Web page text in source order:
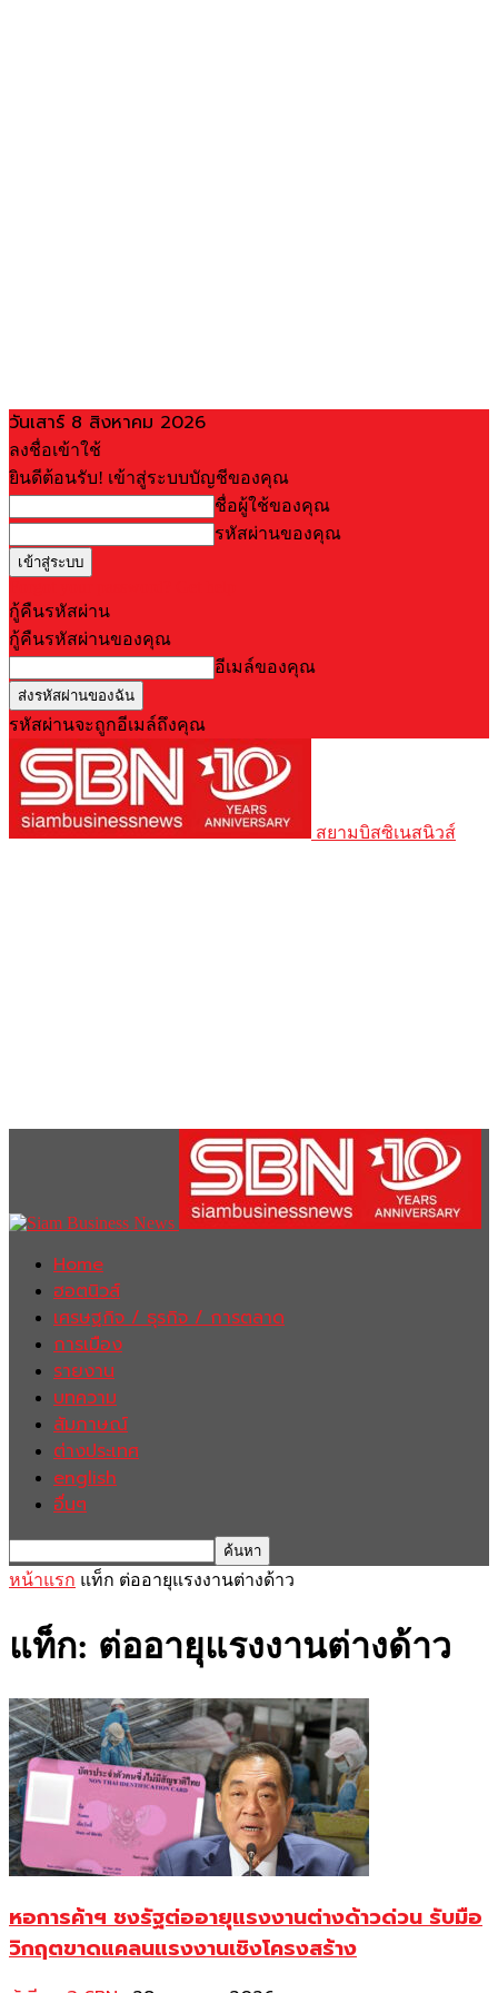
วันเสาร์ 8 สิงหาคม 2026
ลงชื่อเข้าใช้
ยินดีต้อนรับ! เข้าสู่ระบบบัญชีของคุณ
ชื่อผู้ใช้ของคุณ
รหัสผ่านของคุณ
กู้คืนรหัสผ่าน
กู้คืนรหัสผ่านของคุณ
อีเมล์ของคุณ
รหัสผ่านจะถูกอีเมล์ถึงคุณ
สยามบิสซิเนสนิวส์
Home
ฮอตนิวส์
เศรษฐกิจ / ธุรกิจ / การตลาด
การเมือง
รายงาน
บทความ
สัมภาษณ์
ต่างประเทศ
english
อื่นๆ
หน้าแรก แท็ก ต่ออายุแรงงานต่างด้าว
แท็ก: ต่ออายุแรงงานต่างด้าว
หอการค้าฯ ชงรัฐต่ออายุแรงงานต่างด้าวด่วน รับมือ
วิกฤตขาดแคลนแรงงานเชิงโครงสร้าง